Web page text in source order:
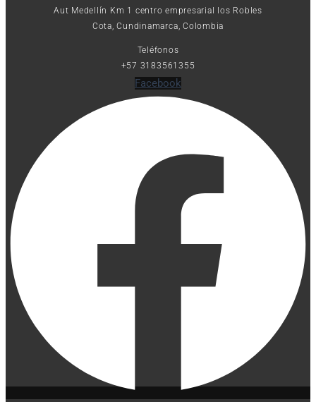
Aut Medellín Km 1 centro empresarial los Robles
Cota, Cundinamarca, Colombia
Teléfonos
+57 3183561355
Facebook